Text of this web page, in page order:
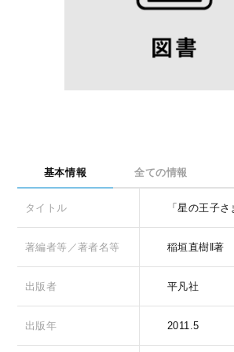
基本情報 全ての情報
タイトル 「星の王子
著編者等／著者名等 稲垣直樹‖著
出版者 平凡社
出版年 2011.5